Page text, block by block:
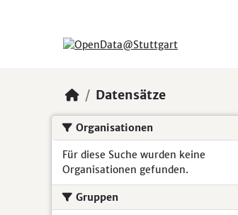
Datensätze
Organisationen
Für diese Suche wurden keine
Organisationen gefunden.
Gruppen